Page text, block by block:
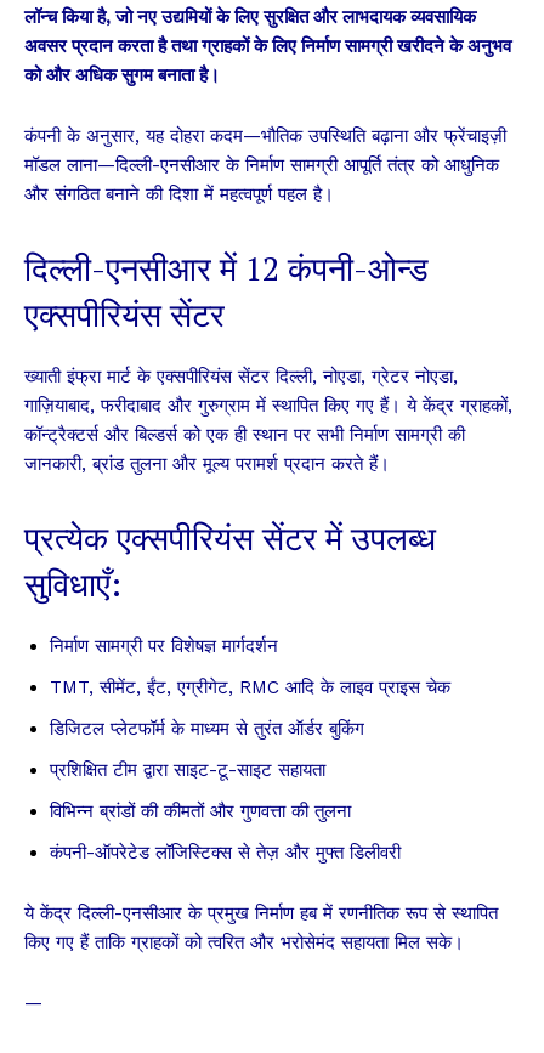
लॉन्च किया है, जो नए उद्यमियों के लिए सुरक्षित और लाभदायक व्यवसायिक
अवसर प्रदान करता है तथा ग्राहकों के लिए निर्माण सामग्री खरीदने के अनुभव
को और अधिक सुगम बनाता है।
कंपनी के अनुसार, यह दोहरा कदम—भौतिक उपस्थिति बढ़ाना और फ्रेंचाइज़ी
मॉडल लाना—दिल्ली-एनसीआर के निर्माण सामग्री आपूर्ति तंत्र को आधुनिक
और संगठित बनाने की दिशा में महत्वपूर्ण पहल है।
दिल्ली-एनसीआर में 12 कंपनी-ओन्ड
एक्सपीरियंस सेंटर
ख्याती इंफ्रा मार्ट के एक्सपीरियंस सेंटर दिल्ली, नोएडा, ग्रेटर नोएडा,
गाज़ियाबाद, फरीदाबाद और गुरुग्राम में स्थापित किए गए हैं। ये केंद्र ग्राहकों,
कॉन्ट्रैक्टर्स और बिल्डर्स को एक ही स्थान पर सभी निर्माण सामग्री की
जानकारी, ब्रांड तुलना और मूल्य परामर्श प्रदान करते हैं।
प्रत्येक एक्सपीरियंस सेंटर में उपलब्ध
सुविधाएँ:
निर्माण सामग्री पर विशेषज्ञ मार्गदर्शन
TMT, सीमेंट, ईंट, एग्रीगेट, RMC आदि के लाइव प्राइस चेक
डिजिटल प्लेटफॉर्म के माध्यम से तुरंत ऑर्डर बुकिंग
प्रशिक्षित टीम द्वारा साइट-टू-साइट सहायता
विभिन्न ब्रांडों की कीमतों और गुणवत्ता की तुलना
कंपनी-ऑपरेटेड लॉजिस्टिक्स से तेज़ और मुफ्त डिलीवरी
ये केंद्र दिल्ली-एनसीआर के प्रमुख निर्माण हब में रणनीतिक रूप से स्थापित
किए गए हैं ताकि ग्राहकों को त्वरित और भरोसेमंद सहायता मिल सके।
—